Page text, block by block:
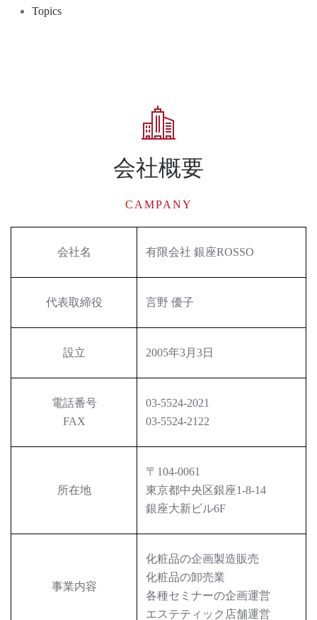
Topics
会社概要
CAMPANY
会社名 有限会社 銀座ROSSO
代表取締役 言野 優子
設立 2005年3月3日
電話番号
FAX
03-5524-2021
03-5524-2122
所在地
〒104-0061
東京都中央区銀座1-8-14
銀座大新ビル6F
事業内容
化粧品の企画製造販売
化粧品の卸売業
各種セミナーの企画運営
エステティック店舗運営